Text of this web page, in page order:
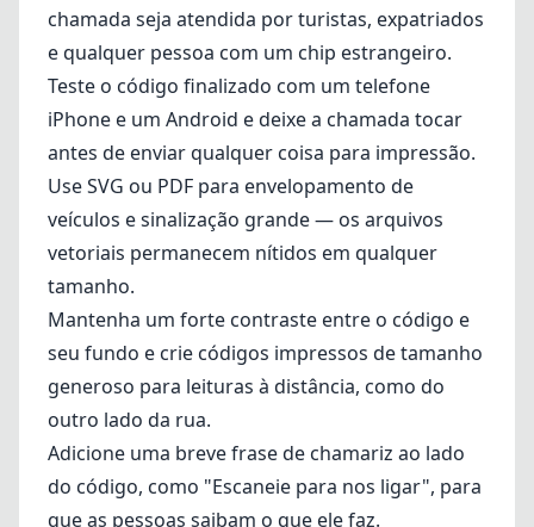
chamada seja atendida por turistas, expatriados
e qualquer pessoa com um chip estrangeiro.
Teste o código finalizado com um telefone
iPhone e um Android e deixe a chamada tocar
antes de enviar qualquer coisa para impressão.
Use SVG ou PDF para envelopamento de
veículos e sinalização grande — os arquivos
vetoriais permanecem nítidos em qualquer
tamanho.
Mantenha um forte contraste entre o código e
seu fundo e crie códigos impressos de tamanho
generoso para leituras à distância, como do
outro lado da rua.
Adicione uma breve frase de chamariz ao lado
do código, como "Escaneie para nos ligar", para
que as pessoas saibam o que ele faz.